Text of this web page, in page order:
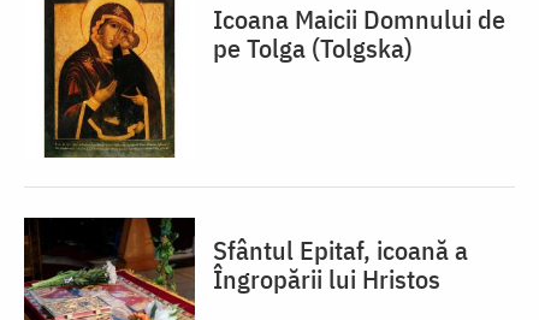
Icoana Maicii Domnului de
pe Tolga (Tolgska)
Sfântul Epitaf, icoană a
Îngropării lui Hristos